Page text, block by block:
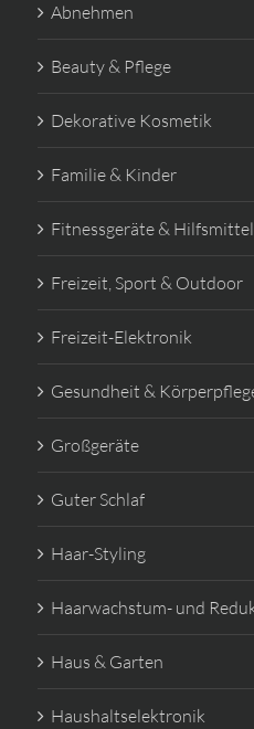
Abnehmen
Beauty & Pflege
Dekorative Kosmetik
Familie & Kinder
Fitnessgeräte & Hilfsmittel
Freizeit, Sport & Outdoor
Freizeit-Elektronik
Gesundheit &
Großgeräte
Guter Schlaf
Haar-Styling
Haarwachstum- und
Haus & Garten
Haushaltselektronik